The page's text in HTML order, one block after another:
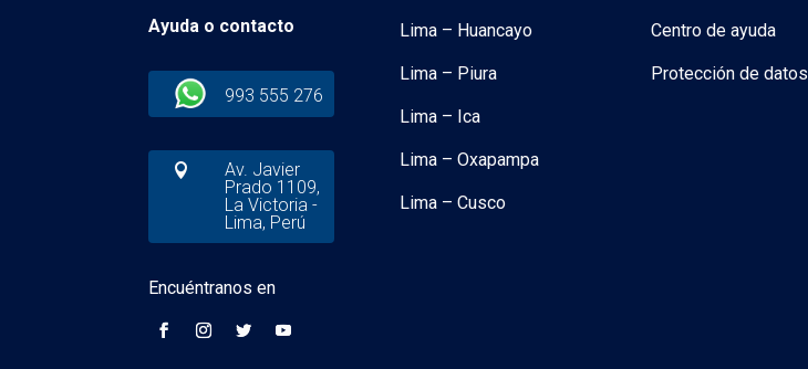
Ayuda o contacto
993 555 276

Av. Javier
Prado 1109,
La Victoria -
Lima, Perú
Encuéntranos en
Lima – Huancayo
Lima – Piura
Lima – Ica
Lima – Oxapampa
Lima – Cusco
Centro de ayuda
Protección de datos